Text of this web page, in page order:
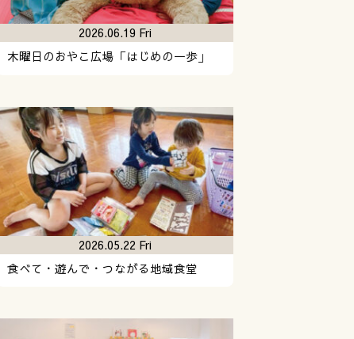
木曜日のおやこ広場「はじめの一歩」
2026.06.19 Fri
食べて・遊んで・つながる地域食堂
2026.05.22 Fri